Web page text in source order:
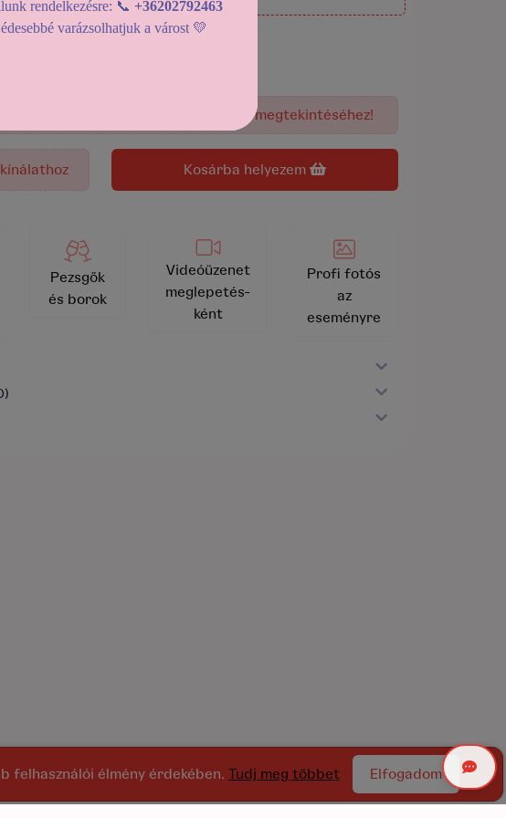
, az elérhető kínálat megtekintéséhez!
kosárba helyezem
Pezsgők
és borok
Videóüzenet
meglepetés-
ként
Profi fotós
az
eseményre
felhasználói élmény érdekében. Tudj meg többet Elfogadom
rendelkezésre: 📞 +36202792463
varázsolhatjuk a várost 💛